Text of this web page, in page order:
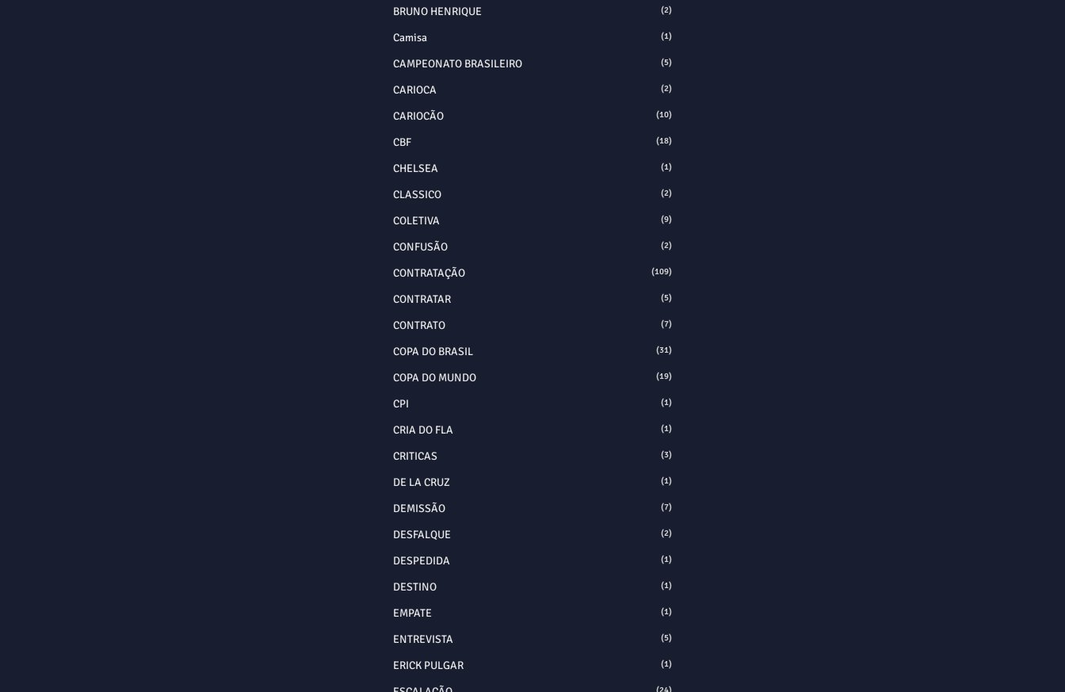
BRUNO HENRIQUE (2)
Camisa (1)
CAMPEONATO BRASILEIRO (5)
CARIOCA (2)
CARIOCÃO (10)
CBF (18)
CHELSEA (1)
CLASSICO (2)
COLETIVA (9)
CONFUSÃO (2)
CONTRATAÇÃO (109)
CONTRATAR (5)
CONTRATO (7)
COPA DO BRASIL (31)
COPA DO MUNDO (19)
CPI (1)
CRIA DO FLA (1)
CRITICAS (3)
DE LA CRUZ (1)
DEMISSÃO (7)
DESFALQUE (2)
DESPEDIDA (1)
DESTINO (1)
EMPATE (1)
ENTREVISTA (5)
ERICK PULGAR (1)
(24)